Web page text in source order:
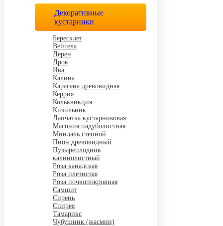
Декоративные
кустарники
Бересклет
Вейгела
Дёрен
Дрок
Ива
Калина
Карагана древовидная
Керрия
Кольквикция
Кизильник
Лапчатка кустарниковая
Магония падуболистная
Миндаль степной
Пион древовидный
Пузыреплодник
калинолистный
Роза канадская
Роза плетистая
Роза почвопокровная
Самшит
Сирень
Спирея
Тамарикс
Чубушник (жасмин)